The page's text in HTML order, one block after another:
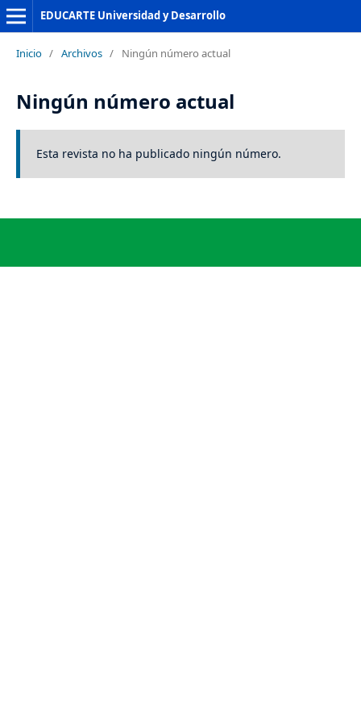
EDUCARTE Universidad y Desarrollo
Inicio / Archivos / Ningún número actual
Ningún número actual
Esta revista no ha publicado ningún número.